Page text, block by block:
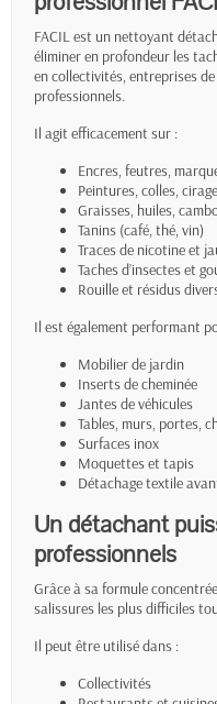
FACIL est un nettoyant
éliminer en profondeur les
en collectivités, entreprises
professionnels.
Il agit efficacement sur :
Encres, feutres,
Peintures, colles,
Graisses, huiles,
Tanins (café, thé, vin)
Traces de nicotine et
Taches d’insectes et
Rouille et résidus
Il est également performant
Mobilier de jardin
Inserts de cheminée
Jantes de véhicules
Tables, murs, portes,
Surfaces inox
Moquettes et tapis
Détachage textile
Un détachant
professionnels
Grâce à sa formule
salissures les plus difficiles
Il peut être utilisé dans :
Collectivités